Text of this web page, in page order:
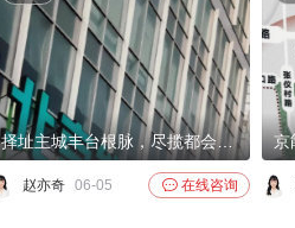
择址主城丰台根脉，尽揽都会塔尖资源
赵亦奇 06-05  在线咨询